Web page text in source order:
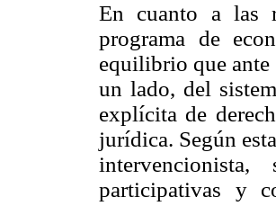
En cuanto a las
programa de
equilibrio que ante
un lado, del
explícita de
jurídica. Según
participativas y